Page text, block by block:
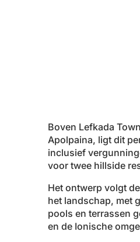
Boven Lefkada
Apolpaina, ligt dit
inclusief
voor twee hillside
Het ontwerp volgt
het landschap, met
pools en terrassen
en de Ionische